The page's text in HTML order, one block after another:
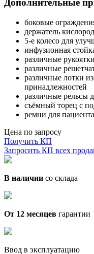
Дополнительные
боковые
держатель
5-е колесо для
инфузионная
различные
различные
различные лотки
принадлежностей
различные рельсы
съёмный торец с
ремни для пациента
Цена по запросу
Получить КП
Запросить КП всех
В наличии со склада
От 12 месяцев гарантии
Ввод в эксплуатацию